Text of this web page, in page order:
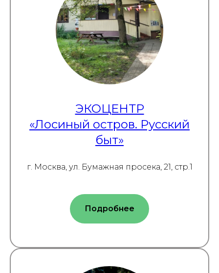
ЭКОЦЕНТР
«Лосиный остров. Русский
быт»
г. Москва, ул. Бумажная просека, 21, стр.1
Подробнее